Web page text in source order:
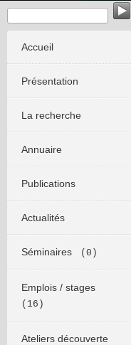
Accueil
Présentation
La recherche
Annuaire
Publications
Actualités
Séminaires (0)
Emplois / stages
(16)
Ateliers découverte